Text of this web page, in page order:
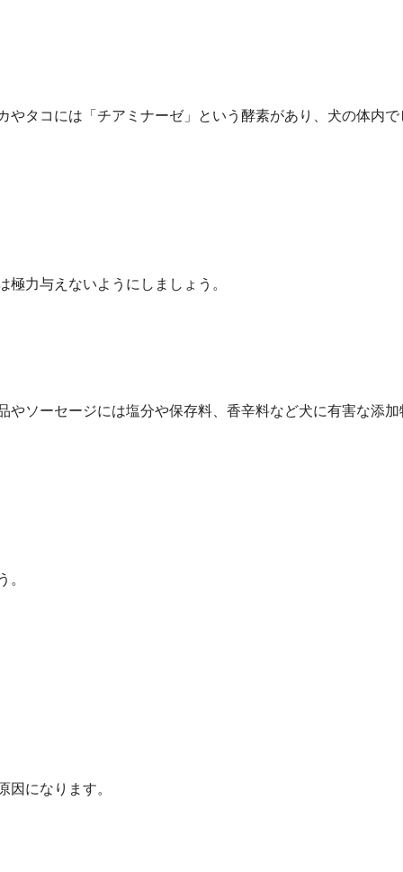
タコには「チアミナーゼ」という酵素があり、犬の体内
力与えないようにしましょう。
ソーセージには塩分や保存料、香辛料など犬に有害な添
。
になります。